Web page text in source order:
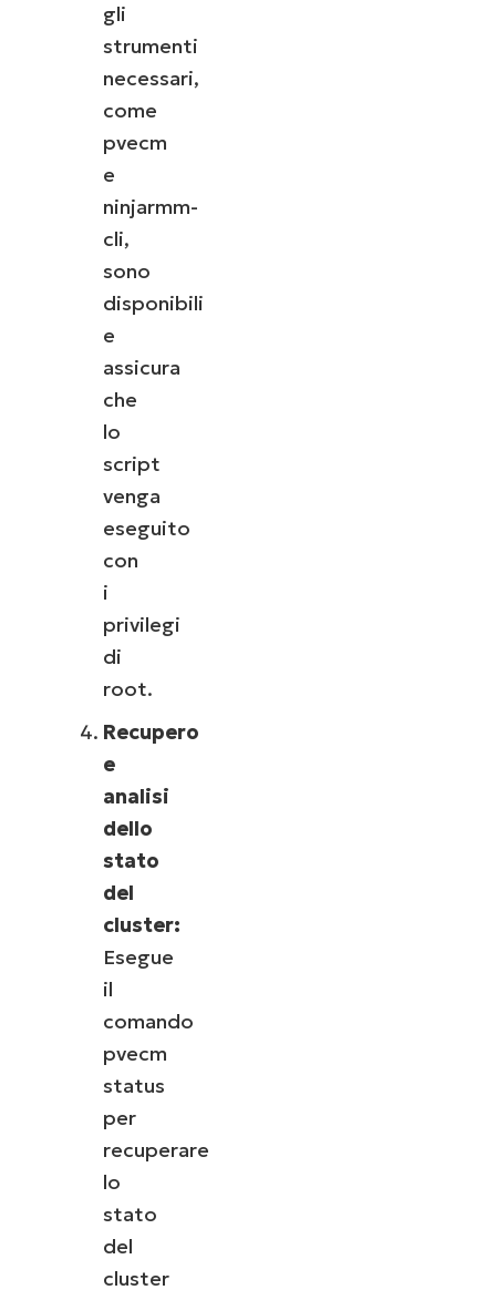
gli
strumenti
necessari,
come
pvecm
e
ninjarmm-
cli,
sono
disponibili
e
assicura
che
lo
script
venga
eseguito
con
i
privilegi
di
root.
Recupero
e
analisi
dello
stato
del
cluster:
Esegue
il
comando
pvecm
status
per
recuperare
lo
stato
del
cluster